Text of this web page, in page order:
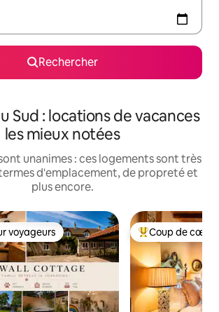
Rechercher
Sud : locations de vacances
les mieux notées
unanimes : ces logements sont très
d'emplacement, de propreté et
plus encore.
les plus appréciés
voyageurs Coups de cœur
Coup de cœur